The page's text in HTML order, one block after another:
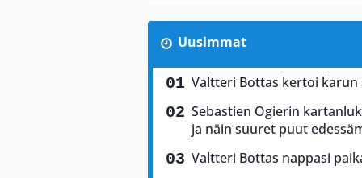
Uusimmat
Valtteri Bottas kertoi karun
Sebastien Ogierin
ja näin suuret puut
Valtteri Bottas nappasi